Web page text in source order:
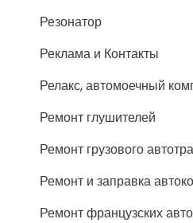
Резонатор
Реклама и Контакты
Релакс, автомоечный
Ремонт глушителей
Ремонт грузового
Ремонт и заправка
Ремонт французских